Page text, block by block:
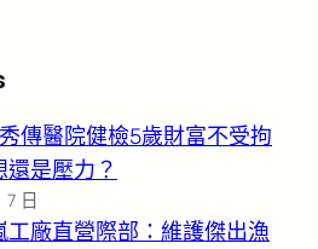
傳醫院健檢5歲財富不受拘
是壓力？
日
工廠直營際部：維護傑出漁